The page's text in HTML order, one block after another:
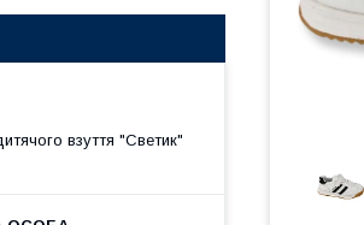
взуття "Светик"